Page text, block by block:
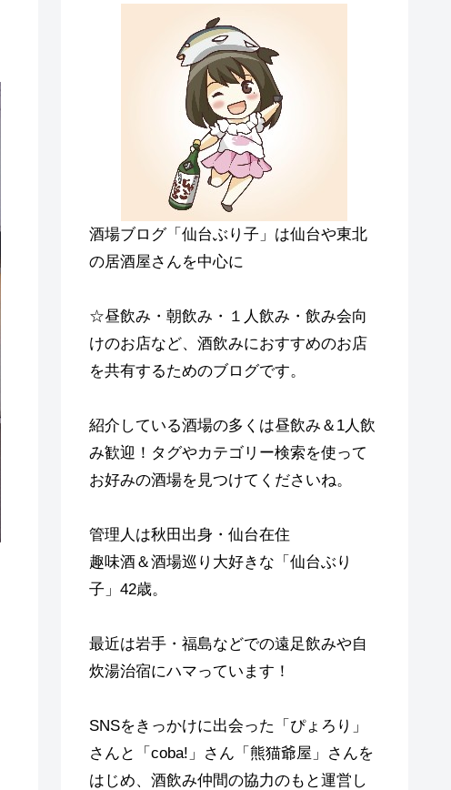
酒場ブログ「仙台ぶり子」は仙台や東北
の居酒屋さんを中心に
☆昼飲み・朝飲み・１人飲み・飲み会向
けのお店など、酒飲みにおすすめのお店
を共有するためのブログです。
紹介している酒場の多くは昼飲み＆1人飲
み歓迎！タグやカテゴリー検索を使って
お好みの酒場を見つけてくださいね。
管理人は秋田出身・仙台在住
趣味酒＆酒場巡り大好きな「仙台ぶり
子」42歳。
最近は岩手・福島などでの遠足飲みや自
炊湯治宿にハマっています！
SNSをきっかけに出会った「ぴょろり」
さんと「coba!」さん「熊猫爺屋」さんを
はじめ、酒飲み仲間の協力のもと運営し